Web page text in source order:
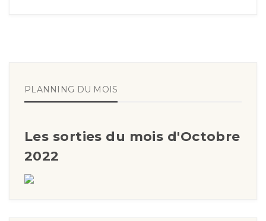
PLANNING DU MOIS
Les sorties du mois d'Octobre
2022